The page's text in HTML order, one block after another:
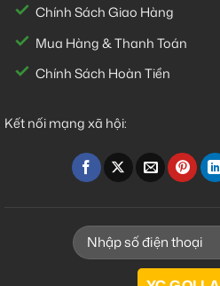
Chính Sách Giao Hàng
Mua Hàng & Thanh Toán
Chính Sách Hoàn Tiền
Kết nối mạng xã hội: